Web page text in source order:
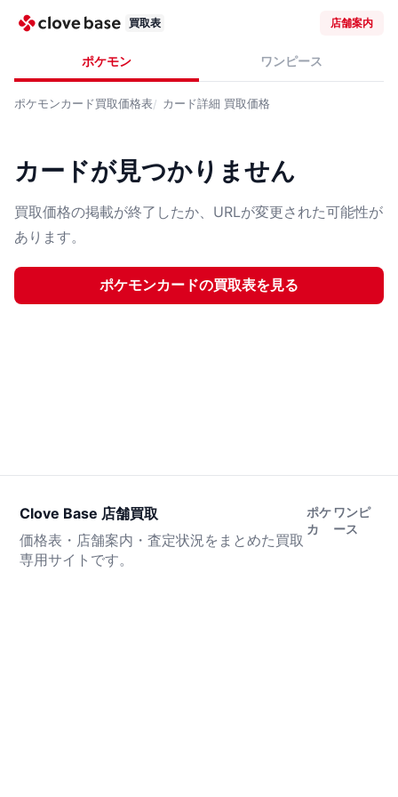
買取表 店舗案内
ポケモン ワンピース
ポケモンカード買取価格表 カード詳細 買取価格
カードが見つかりません
買取価格の掲載が終了したか、URLが変更された可能性が
あります。
ポケモンカードの買取表を見る
Clove Base 店舗買取
価格表・店舗案内・査定状況をまとめた買取
専用サイトです。
ポケ
カ
ワンピ
ース